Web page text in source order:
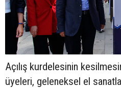
Açılış kurdelesinin
üyeleri, geleneksel el